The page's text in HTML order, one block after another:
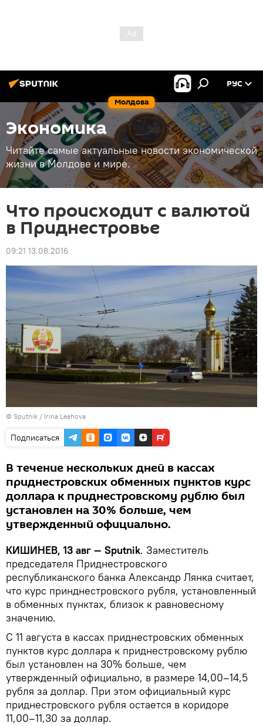
Молдова
РУС
Экономика
Читайте самые актуальные новости экономической
жизни в Молдове и мире.
Что происходит с валютой
в Приднестровье
09:21 13.08.2016
© Sputnik / Irina Leahova
Подписаться
В течение нескольких дней в кассах
приднестровских обменных пунктов курс
доллара к приднестровскому рублю был
установлен на 30% больше, чем
утвержденный официально.
КИШИНЕВ, 13 авг — Sputnik. Заместитель
председателя Приднестровского
республиканского банка Александр Лянка считает,
что курс принднестровского рубля, установленный
в обменных пунктах, близок к равновесному
значению.
С 11 августа в кассах приднестровских обменных
пунктов курс доллара к приднестровскому рублю
был установлен на 30% больше, чем
утвержденный официально, в размере 14,00–14,5
рубля за доллар. При этом официальный курс
приднестровского рубля остается в коридоре
11,00–11,30 за доллар.